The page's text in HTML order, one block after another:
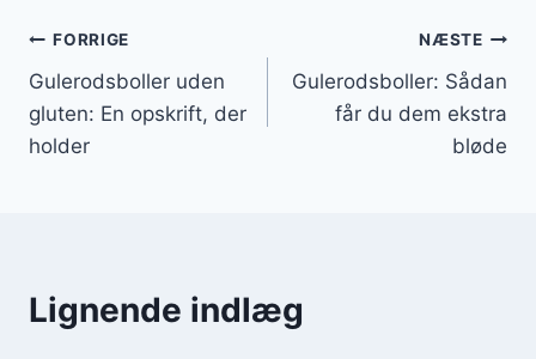
Indlægsnavigation
FORRIGE
Gulerodsboller uden
gluten: En opskrift, der
holder
NÆSTE
Gulerodsboller: Sådan
får du dem ekstra
bløde
Lignende indlæg